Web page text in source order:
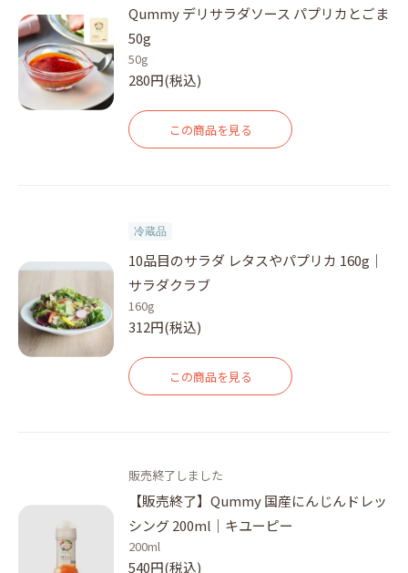
Qummy デリサラダソース パプリカとごま
50g
50g
280円(税込)
この商品を見る
冷蔵品
10品目のサラダ レタスやパプリカ 160g｜
サラダクラブ
160g
312円(税込)
この商品を見る
販売終了しました
【販売終了】Qummy 国産にんじんドレッ
シング 200ml｜キユーピー
200ml
540円(税込)